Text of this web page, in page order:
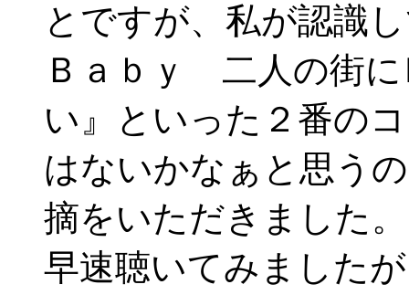
とですが、私が認識
Ｂａｂｙ 二人の街
い』といった２番の
はないかなぁと思う
摘をいただきました。
早速聴いてみました